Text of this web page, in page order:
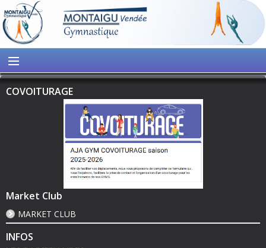
COVOITURAGE
Market Club
MARKET CLUB
INFOS